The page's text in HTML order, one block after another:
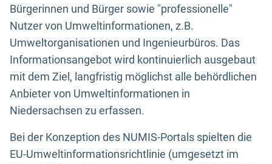
Bürgerinnen und Bürger sowie "professionelle"
Nutzer von Umweltinformationen, z.B.
Umweltorganisationen und Ingenieurbüros. Das
Informationsangebot wird kontinuierlich ausgebaut
mit dem Ziel, langfristig möglichst alle behördlichen
Anbieter von Umweltinformationen in
Niedersachsen zu erfassen.
Bei der Konzeption des NUMIS-Portals spielten die
EU-Umweltinformationsrichtlinie (umgesetzt im